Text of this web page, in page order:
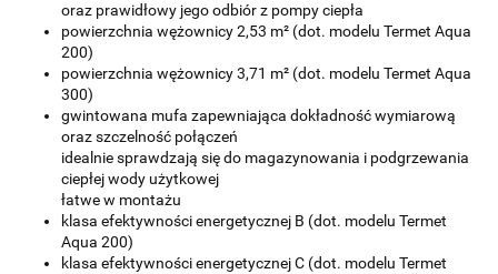
oraz prawidłowy jego odbiór z pompy ciepła
powierzchnia wężownicy 2,53 m² (dot. modelu Termet Aqua
200)
powierzchnia wężownicy 3,71 m² (dot. modelu Termet Aqua
300)
gwintowana mufa zapewniająca dokładność wymiarową
oraz szczelność połączeń
idealnie sprawdzają się do magazynowania i podgrzewania
ciepłej wody użytkowej
łatwe w montażu
klasa efektywności energetycznej B (dot. modelu Termet
Aqua 200)
klasa efektywności energetycznej C (dot. modelu Termet